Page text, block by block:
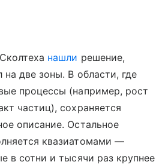
нашли решение,
на две зоны. В области, где
процессы (например, рост
частиц), сохраняется
описание. Остальное
квазиатомами —
в сотни и тысячи раз крупнее